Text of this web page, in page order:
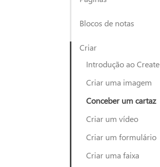
Blocos de notas
Criar
Introdução ao Create
Criar uma imagem
Conceber um cartaz
Criar um vídeo
Criar um formulário
Criar uma faixa